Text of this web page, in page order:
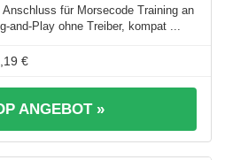
für Morsecode Training an
and-Play ohne Treiber, kompat ...
€
ANGEBOT »